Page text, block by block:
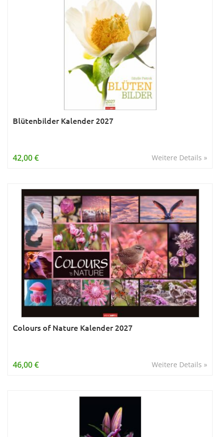
Blütenbilder Kalender 2027
Weitere Details »
42,00 €
Colours of Nature Kalender 2027
Weitere Details »
46,00 €